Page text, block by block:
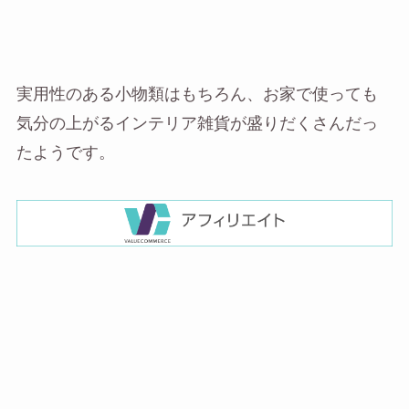
実用性のある小物類はもちろん、お家で使っても
気分の上がるインテリア雑貨が盛りだくさんだっ
たようです。